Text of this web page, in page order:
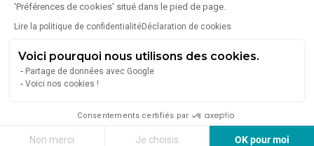
'Préférences de cookies' situé dans le pied de page.
Lire la politique de confidentialitéDéclaration de cookies
Voici pourquoi nous utilisons des cookies.
Partage de données avec Google
Voici nos cookies !
Consentements certifiés par
Non merci Je choisis
OK pour moi
Transports
0
300 m (soit 3 min à pied)
Palais De Justice - Gisèle